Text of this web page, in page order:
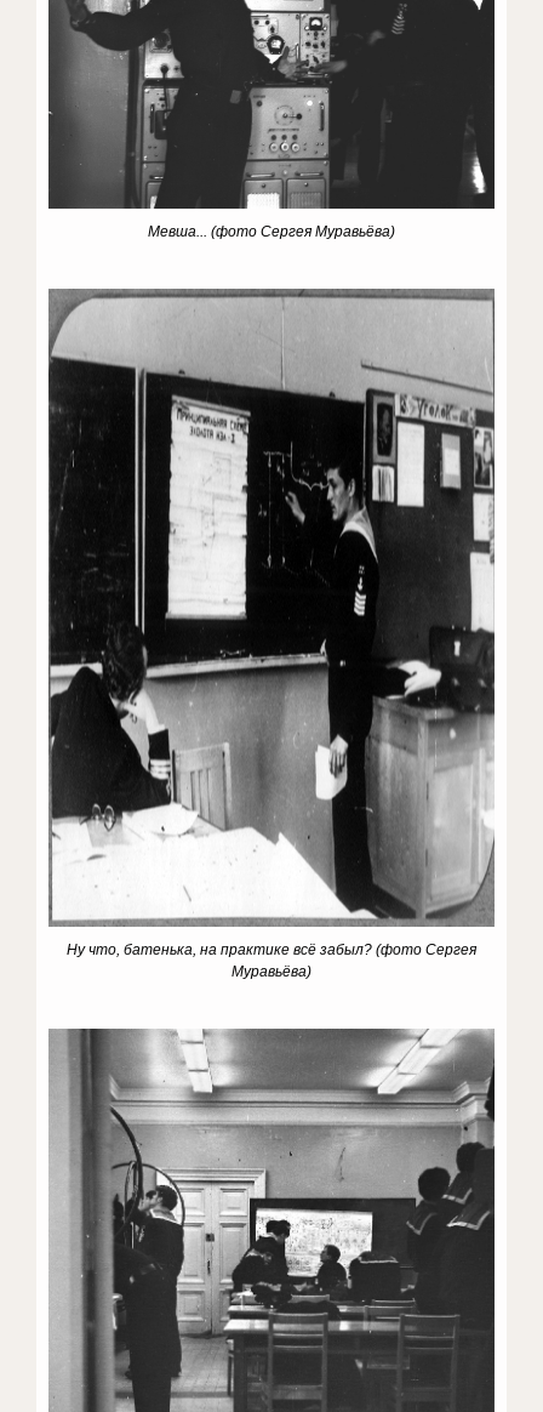
Мевша... (фото Сергея Муравьёва)
Ну что, батенька, на практике всё забыл? (фото Сергея
Муравьёва)